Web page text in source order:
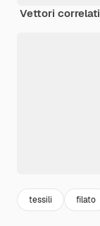
Vettori correlati
tessili filato